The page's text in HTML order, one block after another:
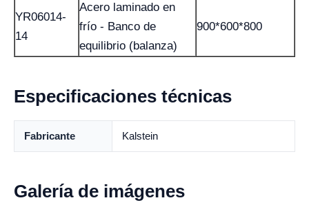
YR06014-
14
Acero laminado en
frío - Banco de
equilibrio (balanza)
900*600*800
Especificaciones técnicas
Fabricante Kalstein
Galería de imágenes